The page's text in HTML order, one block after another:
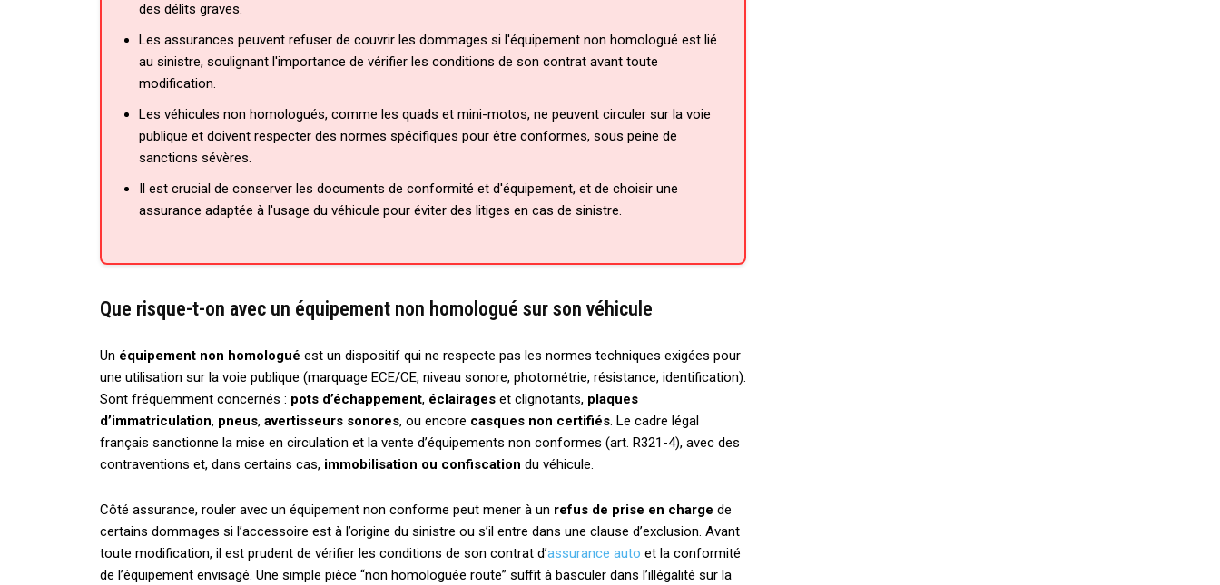
des délits graves.
Les assurances peuvent refuser de couvrir les dommages si l'équipement non homologué est lié
au sinistre, soulignant l'importance de vérifier les conditions de son contrat avant toute
modification.
Les véhicules non homologués, comme les quads et mini-motos, ne peuvent circuler sur la voie
publique et doivent respecter des normes spécifiques pour être conformes, sous peine de
sanctions sévères.
Il est crucial de conserver les documents de conformité et d'équipement, et de choisir une
assurance adaptée à l'usage du véhicule pour éviter des litiges en cas de sinistre.
Que risque-t-on avec un équipement non homologué sur son véhicule
Un équipement non homologué est un dispositif qui ne respecte pas les normes techniques exigées pour
une utilisation sur la voie publique (marquage ECE/CE, niveau sonore, photométrie, résistance, identification).
Sont fréquemment concernés : pots d’échappement, éclairages et clignotants, plaques
d’immatriculation, pneus, avertisseurs sonores, ou encore casques non certifiés. Le cadre légal
français sanctionne la mise en circulation et la vente d’équipements non conformes (art. R321-4), avec des
contraventions et, dans certains cas, immobilisation ou confiscation du véhicule.
Côté assurance, rouler avec un équipement non conforme peut mener à un refus de prise en charge de
certains dommages si l’accessoire est à l’origine du sinistre ou s’il entre dans une clause d’exclusion. Avant
toute modification, il est prudent de vérifier les conditions de son contrat d’assurance auto et la conformité
de l’équipement envisagé. Une simple pièce “non homologuée route” suffit à basculer dans l’illégalité sur la